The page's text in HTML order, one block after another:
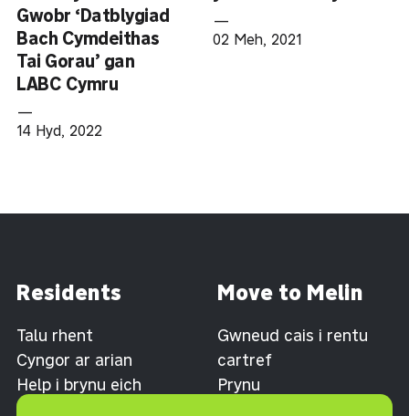
Gwobr ‘Datblygiad
Bach Cymdeithas
Tai Gorau’ gan
LABC Cymru
—
14 Hyd, 2022
—
02 Meh, 2021
Residents
Talu rhent
Cyngor ar arian
Help i brynu eich
cartref
Move to Melin
Gwneud cais i rentu
cartref
Prynu